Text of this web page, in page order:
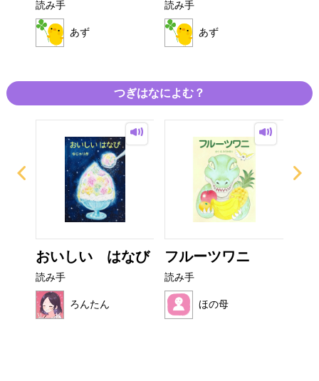
読み手
あず
読み手
あず
つぎはなによむ？
おいしい はなび
読み手
ろんたん
フルーツワニ
読み手
ほの母